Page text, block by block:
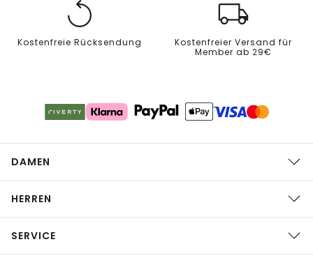
Kostenfreie Rücksendung
Kostenfreier Versand für
Member ab 29€
DAMEN
HERREN
SERVICE